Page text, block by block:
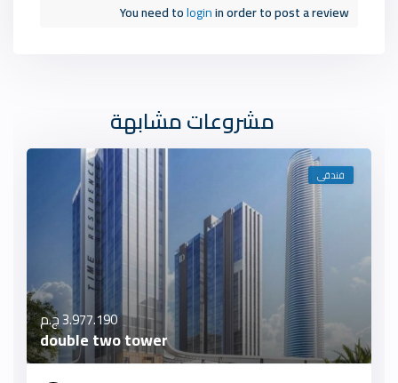
You need tologinin order to post a review
مشروعات مشابهة
فندقى
3.977.190 ج.م
double two tower